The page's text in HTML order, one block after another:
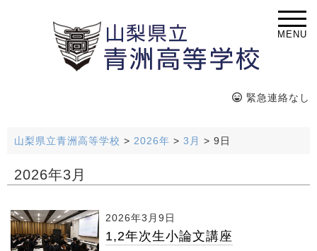
MENU
緊急連絡なし
山梨県立青洲高等学校 > 2026年 > 3月 > 9日
2026年3月
2026年3月9日
1,2年次生小論文講座